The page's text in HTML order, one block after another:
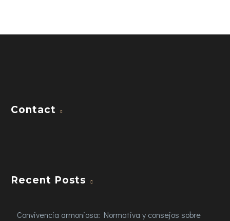
Contact
Recent Posts
Convivencia armoniosa: Normativa y consejos sobre